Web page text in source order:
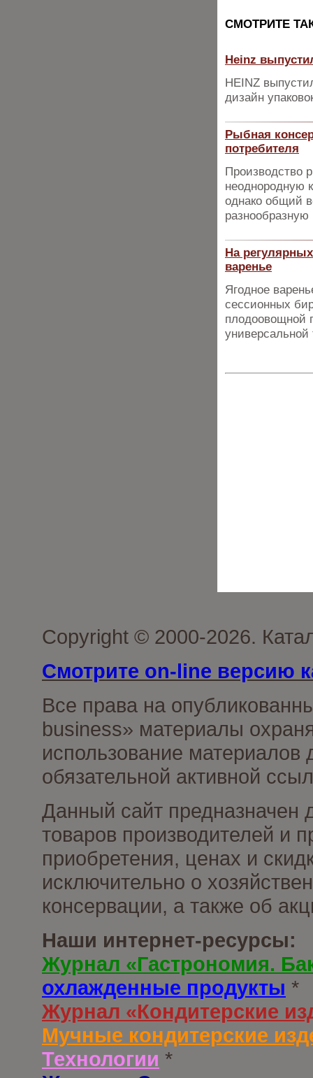
CМОТРИТЕ
Heinz
HEINZ
дизайн
Рыбная
потребителя
Производство
неоднородную
однако общий
На
варенье
Ягодное
сессионных
плодоовощной
Copyright © 2000-2026.
Смотрите on-line версию
Все права на
business» материалы
использование материалов
обязательной активной
Данный сайт предназначен
товаров производителей и
приобретения, ценах и
исключительно о
консервации, а также об
Наши интернет-ресурсы:
Журнал «Гастрономия.
охлажденные продукты *
Журнал «Кондитерские
Мучные кондитерские
Технологии *